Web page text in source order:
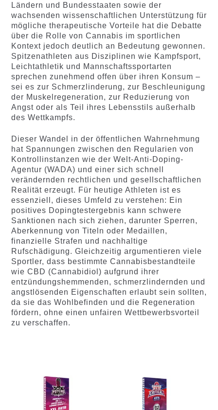
Ländern und Bundesstaaten sowie der
wachsenden wissenschaftlichen Unterstützung für
mögliche therapeutische Vorteile hat die Debatte
über die Rolle von Cannabis im sportlichen
Kontext jedoch deutlich an Bedeutung gewonnen.
Spitzenathleten aus Disziplinen wie Kampfsport,
Leichtathletik und Mannschaftssportarten
sprechen zunehmend offen über ihren Konsum –
sei es zur Schmerzlinderung, zur Beschleunigung
der Muskelregeneration, zur Reduzierung von
Angst oder als Teil ihres Lebensstils außerhalb
des Wettkampfs.
Dieser Wandel in der öffentlichen Wahrnehmung
hat Spannungen zwischen den Regularien von
Kontrollinstanzen wie der Welt-Anti-Doping-
Agentur (WADA) und einer sich schnell
verändernden rechtlichen und gesellschaftlichen
Realität erzeugt. Für heutige Athleten ist es
essenziell, dieses Umfeld zu verstehen: Ein
positives Dopingtestergebnis kann schwere
Sanktionen nach sich ziehen, darunter Sperren,
Aberkennung von Titeln oder Medaillen,
finanzielle Strafen und nachhaltige
Rufschädigung. Gleichzeitig argumentieren viele
Sportler, dass bestimmte Cannabisbestandteile
wie CBD (Cannabidiol) aufgrund ihrer
entzündungshemmenden, schmerzlindernden und
angstlösenden Eigenschaften erlaubt sein sollten,
da sie das Wohlbefinden und die Regeneration
fördern, ohne einen unfairen Wettbewerbsvorteil
zu verschaffen.